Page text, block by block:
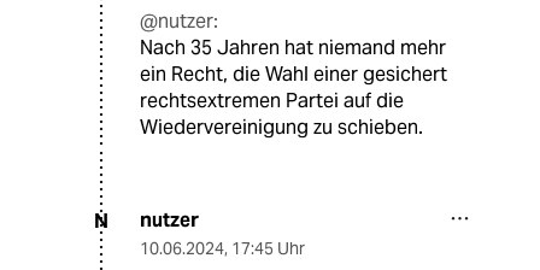
@nutzer:
Nach 35 Jahren hat niemand mehr
ein Recht, die Wahl einer gesichert
rechtsextremen Partei auf die
Wiedervereinigung zu schieben.
N nutzer
10.06.2024, 17:45 Uhr